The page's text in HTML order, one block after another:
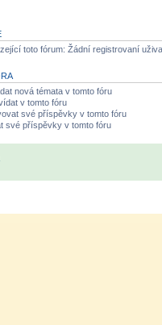
toto fórum: Žádní registrovaní
nová témata v tomto fóru
v tomto fóru
své příspěvky v tomto fóru
své příspěvky v tomto fóru